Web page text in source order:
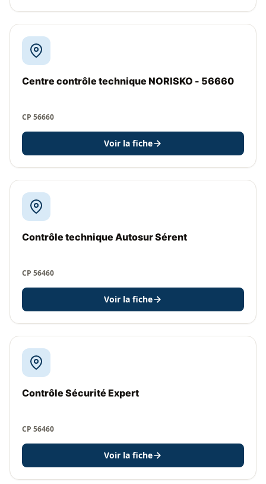
Centre contrôle technique NORISKO - 56660
CP 56660
Voir la fiche
Contrôle technique Autosur Sérent
CP 56460
Voir la fiche
Contrôle Sécurité Expert
CP 56460
Voir la fiche